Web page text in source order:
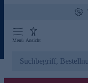
Menü Ansicht